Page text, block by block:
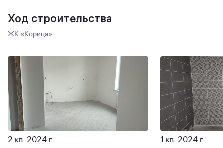
Ход строительства
ЖК «Корица»
2 кв. 2024 г. 1 кв. 2024 г.